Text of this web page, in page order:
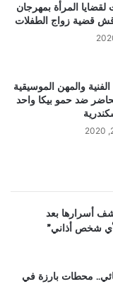
لقضايا المرأة بمهرجان
قضية زواج الطفلات
والمهن الموسيقية
ضد حمو بيكا واحد
أسرارها بعد
شخص أذاني”
محطات بارزة في